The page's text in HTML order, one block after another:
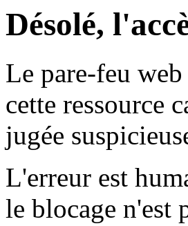
Désolé,
Le pare-feu
cette ressource
jugée
L'erreur est
le blocage n'est